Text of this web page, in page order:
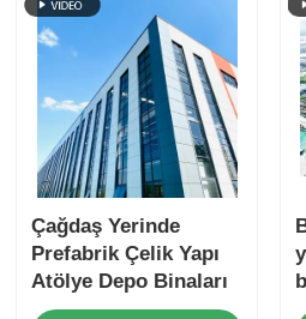
Çağdaş Yerinde
Prefabrik Çelik Yapı
Atölye Depo Binaları